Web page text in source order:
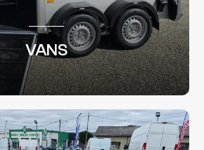
VANS